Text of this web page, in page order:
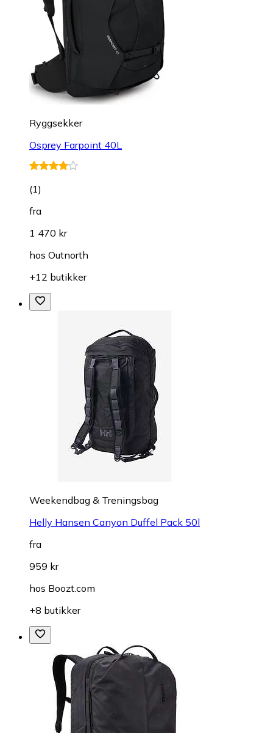
Ryggsekker
Osprey Farpoint 40L
(1)
fra
1 470 kr
hos Outnorth
+12 butikker
Weekendbag & Treningsbag
Helly Hansen Canyon Duffel Pack 50l
fra
959 kr
hos Boozt.com
+8 butikker